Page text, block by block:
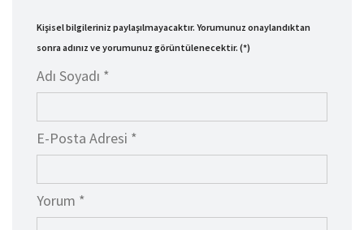
Kişisel bilgileriniz paylaşılmayacaktır. Yorumunuz onaylandıktan
sonra adınız ve yorumunuz görüntülenecektir. (*)
Adı Soyadı *
E-Posta Adresi *
Yorum *